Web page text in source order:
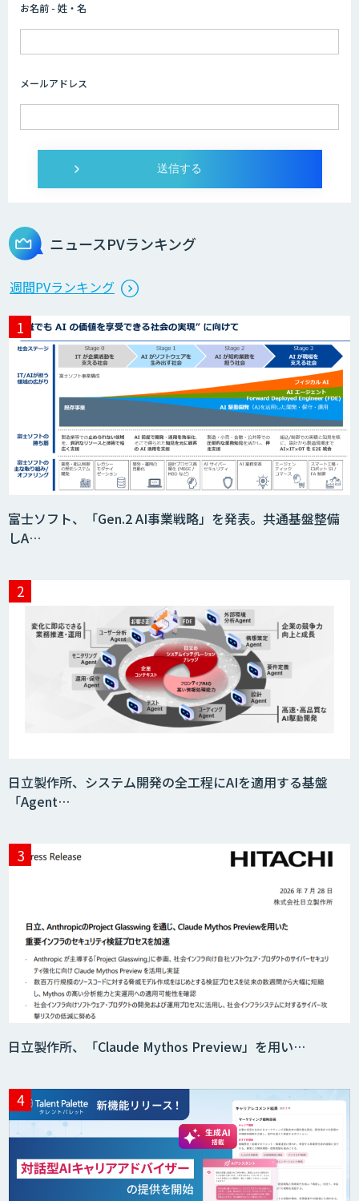
お名前 - 姓・名
メールアドレス
ニュースPVランキング
週間PVランキング
富士ソフト、「Gen.2 AI事業戦略」を発表。共通基盤整備
しA…
日立製作所、システム開発の全工程にAIを適用する基盤
「Agent…
日立製作所、「Claude Mythos Preview」を用い…